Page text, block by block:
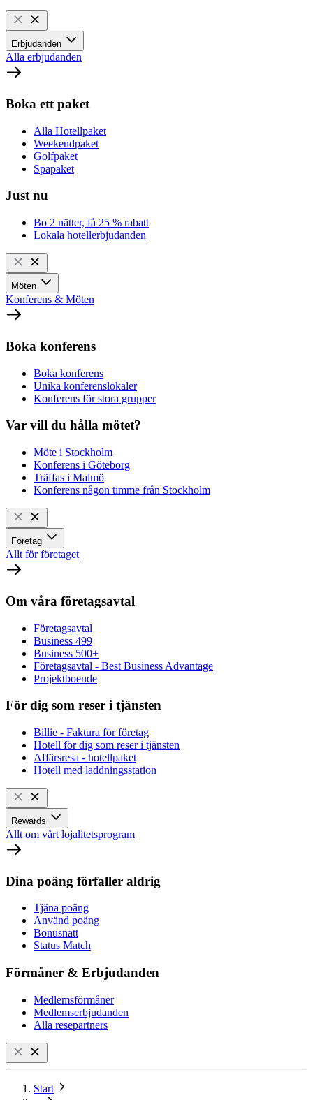
Erbjudanden
Alla erbjudanden
Boka ett paket
Alla Hotellpaket
Weekendpaket
Golfpaket
Spapaket
Just nu
Bo 2 nätter, få 25 % rabatt
Lokala hotellerbjudanden
Möten
Konferens & Möten
Boka konferens
Boka konferens
Unika konferenslokaler
Konferens för stora grupper
Var vill du hålla mötet?
Möte i Stockholm
Konferens i Göteborg
Träffas i Malmö
Konferens någon timme från Stockholm
Företag
Allt för företaget
Om våra företagsavtal
Företagsavtal
Business 499
Business 500+
Företagsavtal - Best Business Advantage
Projektboende
För dig som reser i tjänsten
Billie - Faktura för företag
Hotell för dig som reser i tjänsten
Affärsresa - hotellpaket
Hotell med laddningsstation
Rewards
Allt om vårt lojalitetsprogram
Dina poäng förfaller aldrig
Tjäna poäng
Använd poäng
Bonusnatt
Status Match
Förmåner & Erbjudanden
Medlemsförmåner
Medlemserbjudanden
Alla resepartners
Start